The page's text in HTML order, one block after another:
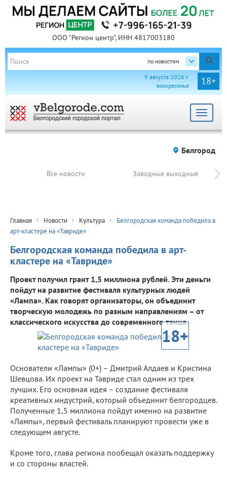
ООО "Регион центр", ИНН 4817003180
по новостям
18+
9 августа 2026 г.
воскресенье
Toggle
Белгород
Все новости Заводные выходные
Главная Новости Культура
Белгородская команда победила в
арт-кластере на «Тавриде»
Белгородская команда победила в арт-
кластере на «Тавриде»
Проект получил грант 1,5 миллиона рублей. Эти деньги
пойдут на развитие фестиваля культурных людей
«Лампа». Как говорят организаторы, он объединит
творческую молодежь по разным направлениям – от
классического искусства до современного танца.
18+
Основатели «Лампы» (0+) – Дмитрий Алдаев и Кристина
Шевцова. Их проект на Тавриде стал одним из трех
лучших. Его основная идея – создание фестиваля
креативных индустрий, который объединит белгородцев.
Полученные 1,5 миллиона пойдут именно на развитие
«Лампы», первый фестиваль планируют провести уже в
следующем августе.
Кроме того, глава региона пообещал оказать поддержку
и со стороны властей.